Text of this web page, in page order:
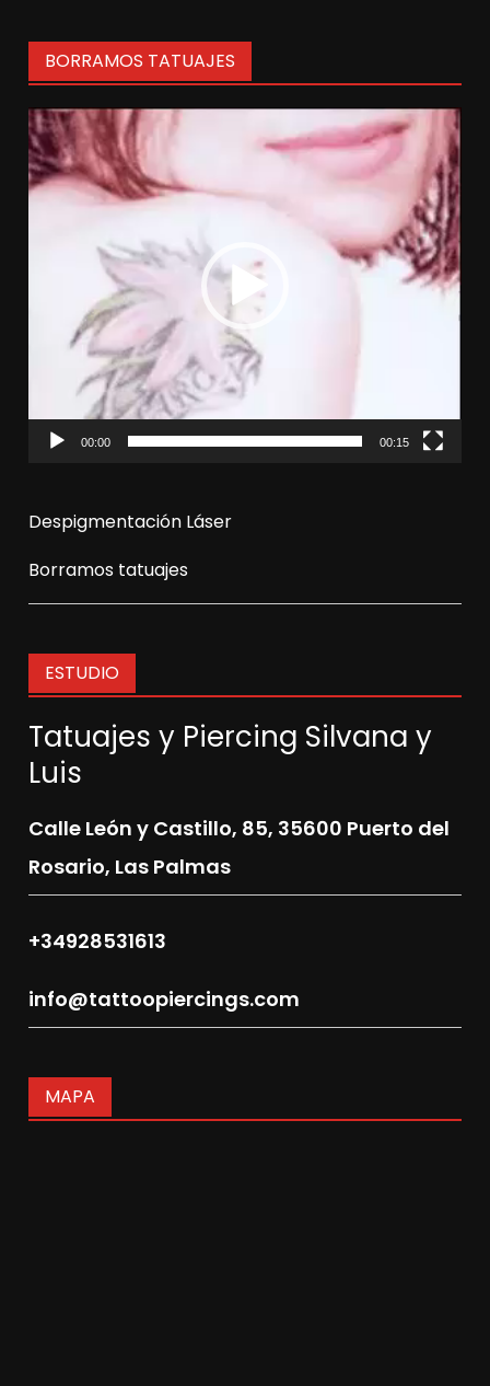
BORRAMOS TATUAJES
Reproductor
de
vídeo
00:00 00:15
Despigmentación Láser
Borramos tatuajes
ESTUDIO
Tatuajes y Piercing Silvana y
Luis
Calle León y Castillo, 85, 35600 Puerto del
Rosario, Las Palmas
+34928531613
info@tattoopiercings.com
MAPA